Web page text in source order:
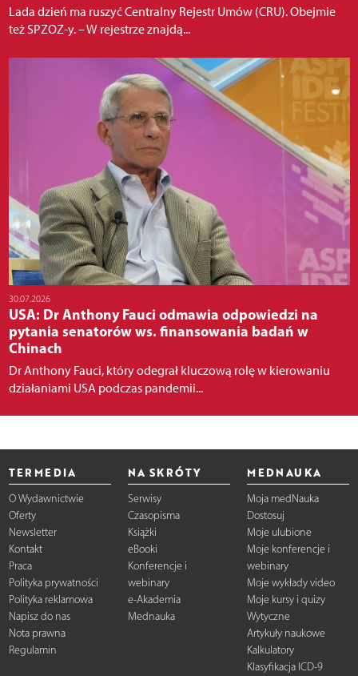
Lada dzień ma ruszyć Centralny Rejestr Umów (CRU). Obejmie
też SPZOZ-y. – W rejestrze znajdą...
30.07.2026
USA: Dr Anthony Fauci odmawia odpowiedzi na
pytania senatorów ws. finansowania badań w
Chinach
Dr Anthony Fauci, który odegrał kluczową rolę w kierowaniu
działaniami USA podczas pandemii...
TERMEDIA
O Wydawnictwie
Oferty
Newsletter
Kontakt
Praca
Polityka prywatności
Polityka reklamowa
Napisz do nas
Nota prawna
Regulamin
NA SKRÓTY
Serwisy
Czasopisma
Książki
eBooki
Konferencje i
webinary
e-Akademia
Mednauka
MEDNAUKA
Moja medNauka
Dostosuj
Moje ulubione
Moje konferencje i
webinary
Moje wykłady video
Moje kursy i quizy
Wytyczne
Artykuły naukowe
Kalkulatory
Klasyfikacja ICD-9